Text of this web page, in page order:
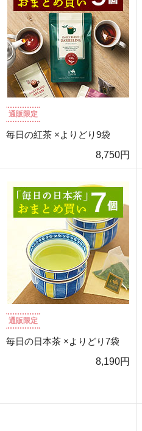
通販限定
毎日の紅茶 ×よりどり9袋
8,750円
通販限定
毎日の日本茶 ×よりどり7袋
8,190円